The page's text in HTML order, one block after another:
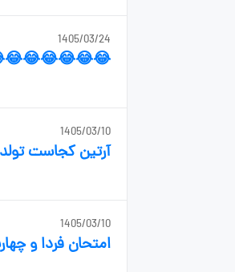
1405/03/24
😂😂😂😂😂😂😂بخداد۱۴ تا اک
1405/03/10
آرتین کجاست تولدش بود فک کنم ۳
1405/03/10
امتحان فردا و